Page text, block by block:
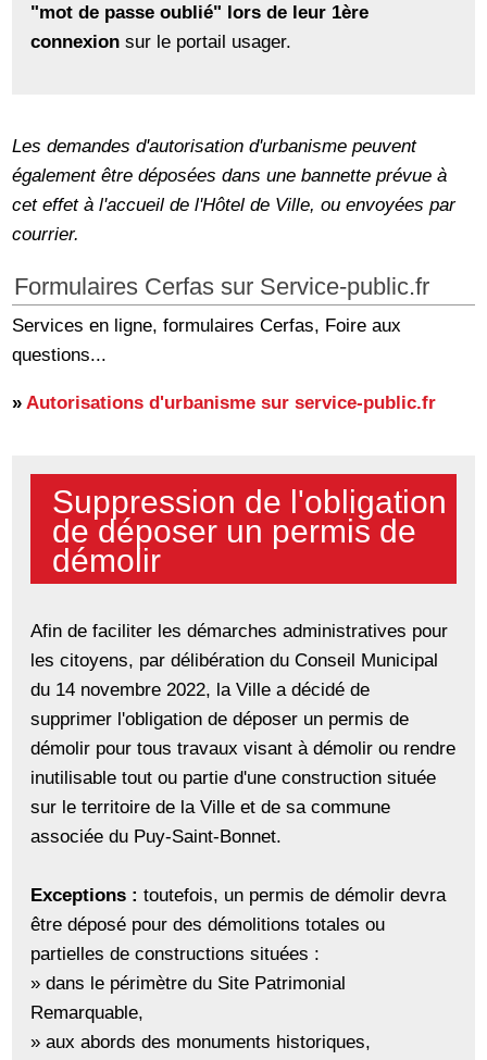
"mot de passe oublié" lors de leur 1ère
connexion sur le portail usager.
Les demandes d'autorisation d'urbanisme peuvent
également être déposées dans une bannette prévue à
cet effet à l'accueil de l'Hôtel de Ville, ou envoyées par
courrier.
Formulaires Cerfas sur Service-public.fr
Services en ligne, formulaires Cerfas, Foire aux
questions...
»Autorisations d'urbanisme sur service-public.fr
Suppression de l'obligation
de déposer un permis de
démolir
Afin de faciliter les démarches administratives pour
les citoyens, par délibération du Conseil Municipal
du 14 novembre 2022, la Ville a décidé de
supprimer l'obligation de déposer un permis de
démolir pour tous travaux visant à démolir ou rendre
inutilisable tout ou partie d'une construction située
sur le territoire de la Ville et de sa commune
associée du Puy-Saint-Bonnet.
Exceptions :toutefois, un permis de démolir devra
être déposé pour des démolitions totales ou
partielles de constructions situées :
» dans le périmètre du Site Patrimonial
Remarquable,
» aux abords des monuments historiques,